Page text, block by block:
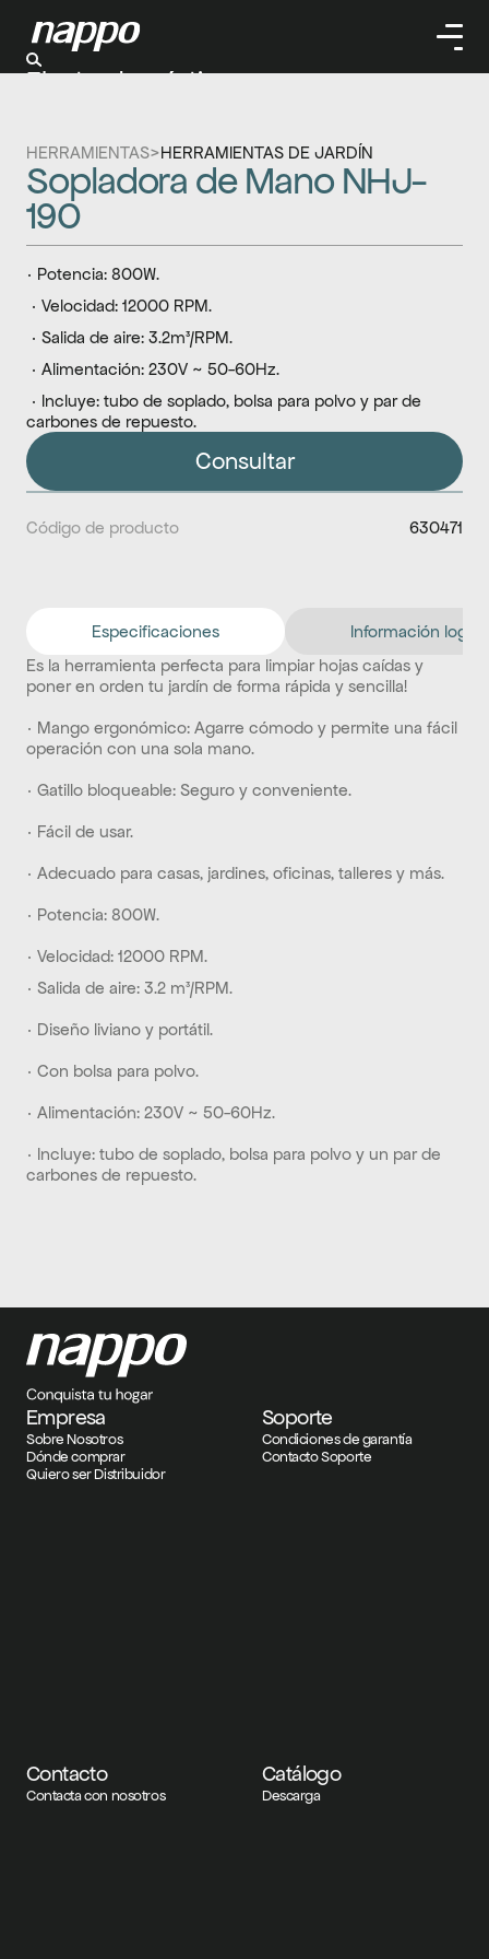
HERRAMIENTAS>HERRAMIENTAS DE JARDÍN
Sopladora de Mano NHJ-
190
· Potencia: 800W.
· Velocidad: 12000 RPM.
· Salida de aire: 3.2m³/RPM.
· Alimentación: 230V ~ 50-60Hz.
carbones de repuesto.
Consultar
Código de producto 630471
Especificaciones
Información
Es la herramienta perfecta para limpiar hojas caídas y
poner en orden tu jardín de forma rápida y sencilla!
· Mango ergonómico: Agarre cómodo y permite una fácil
operación con una sola mano.
· Gatillo bloqueable: Seguro y conveniente.
· Fácil de usar.
· Adecuado para casas, jardines, oficinas, talleres y más.
· Potencia: 800W.
· Velocidad: 12000 RPM.
· Salida de aire: 3.2 m³/RPM.
· Diseño liviano y portátil.
· Con bolsa para polvo.
· Alimentación: 230V ~ 50-60Hz.
· Incluye: tubo de soplado, bolsa para polvo y un par de
carbones de repuesto.
Empresa
Sobre Nosotros
Dónde comprar
Quiero ser Distribuidor
Soporte
Condiciones de garantía
Contacto Soporte
Contacto
Contacta con nosotros
Catálogo
Descarga
Electrodomésticos
Limpieza
Herramientas
Climatizaación